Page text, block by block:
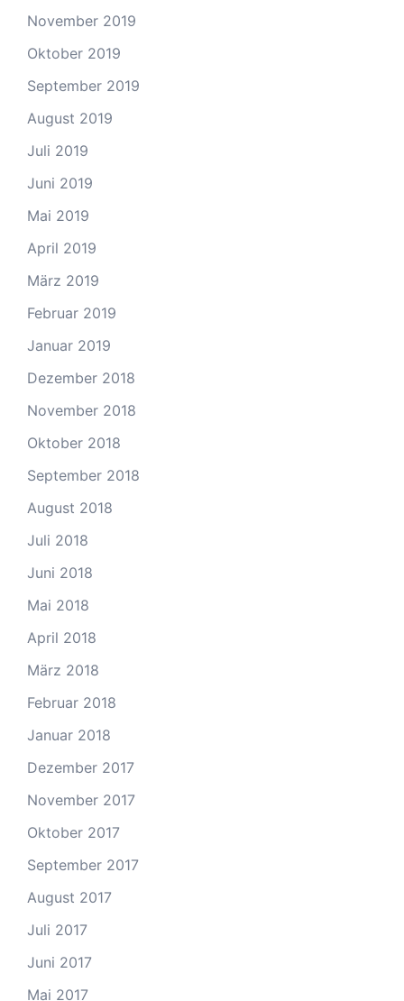
November 2019
Oktober 2019
September 2019
August 2019
Juli 2019
Juni 2019
Mai 2019
April 2019
März 2019
Februar 2019
Januar 2019
Dezember 2018
November 2018
Oktober 2018
September 2018
August 2018
Juli 2018
Juni 2018
Mai 2018
April 2018
März 2018
Februar 2018
Januar 2018
Dezember 2017
November 2017
Oktober 2017
September 2017
August 2017
Juli 2017
Juni 2017
Mai 2017